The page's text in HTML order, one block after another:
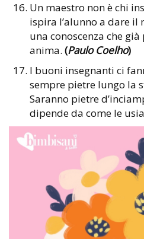
Un maestro non è chi
ispira l’alunno a dare il
una conoscenza che
anima. (Paulo Coelho)
I buoni insegnanti ci
sempre pietre lungo la
Saranno pietre
dipende da come le